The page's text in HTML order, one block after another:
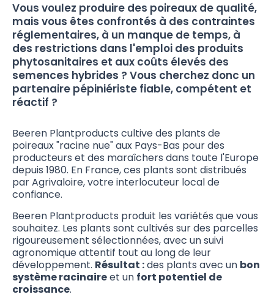
Vous voulez produire des poireaux de qualité,
mais vous êtes confrontés à des contraintes
réglementaires, à un manque de temps, à
des restrictions dans l'emploi des produits
phytosanitaires et aux coûts élevés des
semences hybrides ? Vous cherchez donc un
partenaire pépiniériste fiable, compétent et
réactif ?
Beeren Plantproducts cultive des plants de
poireaux "racine nue" aux Pays-Bas pour des
producteurs et des maraîchers dans toute l'Europe
depuis 1980. En France, ces plants sont distribués
par Agrivaloire, votre interlocuteur local de
confiance.
Beeren Plantproducts produit les variétés que vous
souhaitez. Les plants sont cultivés sur des parcelles
rigoureusement sélectionnées, avec un suivi
agronomique attentif tout au long de leur
développement. Résultat :des plants avec un bon
système racinaireet un fort potentiel de
croissance.